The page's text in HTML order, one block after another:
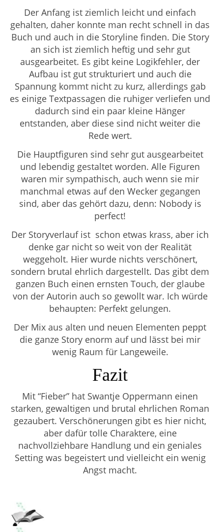
Der Anfang ist ziemlich leicht und einfach
gehalten, daher konnte man recht schnell in das
Buch und auch in die Storyline finden. Die Story
an sich ist ziemlich heftig und sehr gut
ausgearbeitet. Es gibt keine Logikfehler, der
Aufbau ist gut strukturiert und auch die
Spannung kommt nicht zu kurz, allerdings gab
es einige Textpassagen die ruhiger verliefen und
dadurch sind ein paar kleine Hänger
entstanden, aber diese sind nicht weiter die
Rede wert.
Die Hauptfiguren sind sehr gut ausgearbeitet
und lebendig gestaltet worden. Alle Figuren
waren mir sympathisch, auch wenn sie mir
manchmal etwas auf den Wecker gegangen
sind, aber das gehört dazu, denn: Nobody is
perfect!
Der Storyverlauf ist schon etwas krass, aber ich
denke gar nicht so weit von der Realität
weggeholt. Hier wurde nichts verschönert,
sondern brutal ehrlich dargestellt. Das gibt dem
ganzen Buch einen ernsten Touch, der glaube
von der Autorin auch so gewollt war. Ich würde
behaupten: Perfekt gelungen.
Der Mix aus alten und neuen Elementen peppt
die ganze Story enorm auf und lässt bei mir
wenig Raum für Langeweile.
Fazit
Mit “Fieber” hat Swantje Oppermann einen
starken, gewaltigen und brutal ehrlichen Roman
gezaubert. Verschönerungen gibt es hier nicht,
aber dafür tolle Charaktere, eine
nachvollziehbare Handlung und ein geniales
Setting was begeistert und vielleicht ein wenig
Angst macht.